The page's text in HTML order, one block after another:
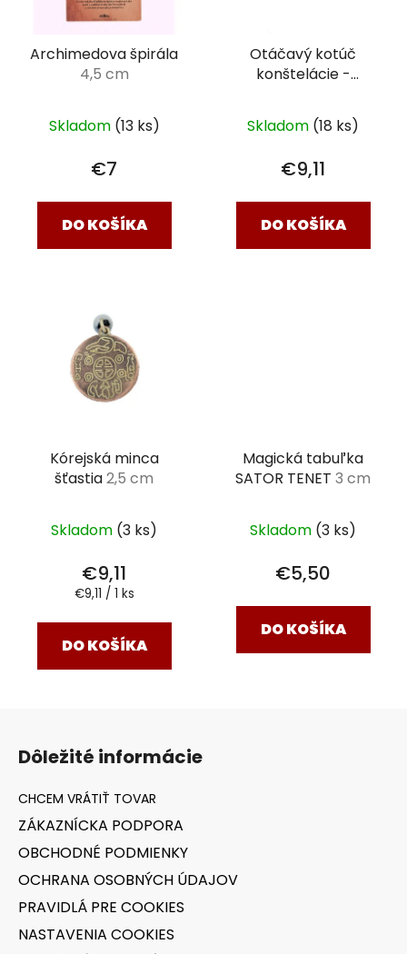
Archimedova špirála
4,5 cm
Skladom (13 ks)
€7
DO KOŠÍKA
Otáčavý kotúč
konštelácie -
Skladom (18 ks)
€9,11
DO KOŠÍKA
Kórejská minca
šťastia2,5 cm
Skladom (3 ks)
€9,11
Jednotková
€9,11 / 1 ks
DO KOŠÍKA
Magická tabuľka
SATOR TENET 3 cm
Skladom (3 ks)
€5,50
DO KOŠÍKA
Dôležité informácie
ZÁKAZNÍCKA PODPORA
OBCHODNÉ PODMIENKY
OCHRANA OSOBNÝCH ÚDAJOV
PRAVIDLÁ PRE COOKIES
NASTAVENIA COOKIES